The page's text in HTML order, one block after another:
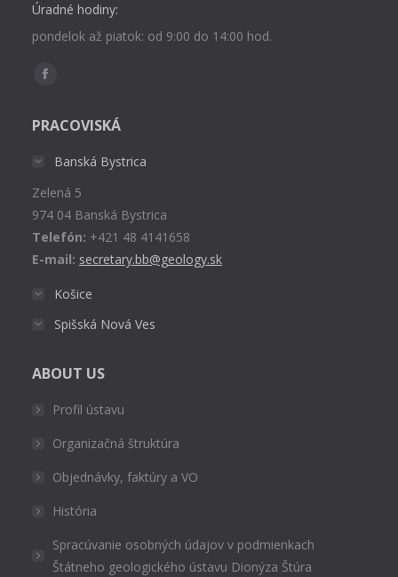
Úradné hodiny:
pondelok až piatok: od 9:00 do 14:00 hod.
Find us on:
Facebook
opens
window
PRACOVISKÁ
Banská Bystrica
Zelená 5
974 04 Banská Bystrica
Telefón: +421 48 4141658
E-mail: secretary.bb@geology.sk
Košice
Spišská Nová Ves
ABOUT US
Profil ústavu
Organizačná štruktúra
Objednávky, faktúry a VO
História
Spracúvanie osobných údajov v podmienkach
Štátneho geologického ústavu Dionýza Štúra